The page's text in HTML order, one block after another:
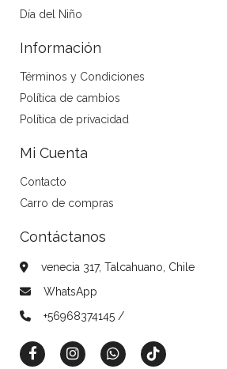
Día del Niño
Información
Términos y Condiciones
Política de cambios
Política de privacidad
Mi Cuenta
Contacto
Carro de compras
Contáctanos
venecia 317, Talcahuano, Chile
WhatsApp
+56968374145 /